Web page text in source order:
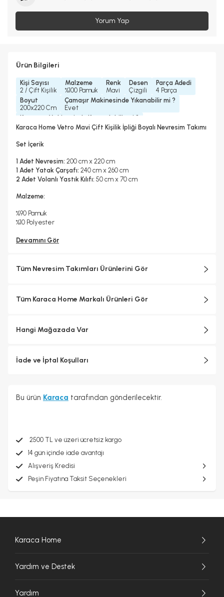
Yorum Yap
Ürün Bilgileri
Kişi Sayısı
2 / Çift Kişilik
Malzeme
%100 Pamuk
Renk
Mavi
Desen
Çizgili
Parça Adedi
4 Parça
Boyut
200x220 Cm
Çamaşır Makinesinde Yıkanabilir mi ?
Evet
Kurutma Makinesinde Kurutulabilir mi ?
Hayır
Hayır
Karaca Home Vetro Mavi Çift Kişilik İpliği Boyalı Nevresim Takımı
Set İçerik
1 Adet Nevresim: 200 cm x 220 cm
1 Adet Yatak Çarşafı: 240 cm x 260 cm
2 Adet Volanlı Yastık Kılıfı: 50 cm x 70 cm
Malzeme:
%90 Pamuk
%10 Polyester
Devamını Gör
Tüm Nevresim Takımları Ürünlerini Gör
Tüm Karaca Home Markalı Ürünleri Gör
Hangi Mağazada Var
İade ve İptal Koşulları
Bu ürün Karaca tarafından gönderilecektir.
2500 TL ve üzeri ücretsiz kargo
14 gün içinde iade avantajı
Alışveriş Kredisi
Peşin Fiyatına Taksit Seçenekleri
Karaca Home
Yardım ve Destek
Yardım